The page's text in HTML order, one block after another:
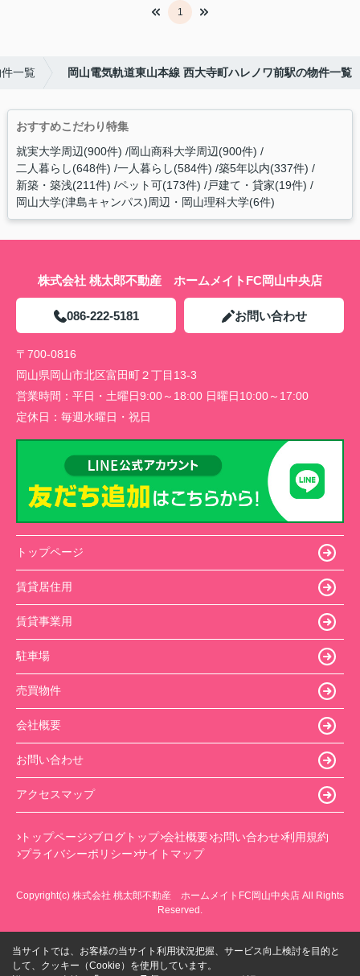
1
一覧 岡山電気軌道東山本線 西大寺町ハレノワ前駅の物件一覧
おすすめこだわり特集
就実大学周辺(900件) 岡山商科大学周辺(900件)
二人暮らし(648件) 一人暮らし(584件) 築5年以内(337件)
新築・築浅(211件) ペット可(173件) 戸建て・貸家(19件)
岡山大学(津島キャンパス)周辺・岡山理科大学(6件)
株式会社 桃太郎不動産 ホームメイトFC岡山中央店
086-222-5181 お問い合わせ
〒700-0816
岡山県岡山市北区富田町２丁目13-3
営業時間： 平日・土曜日9:00～18:00 日曜日10:00～17:00
定休日： 毎週水曜日・祝日
トップページ
賃貸居住用
賃貸事業用
駐車場
売買物件
会社概要
お問い合わせ
アクセスマップ
トップページ ブログトップ 会社概要 お問い合わせ 利用規約
プライバシーポリシー サイトマップ
Copyright(c) 株式会社 桃太郎不動産 ホームメイトFC岡山中央店 All Rights
Reserved.
当サイトでは、お客様の当サイト利用状況把握、サービス向上検討を目的と
して、クッキー（Cookie）を使用しています。